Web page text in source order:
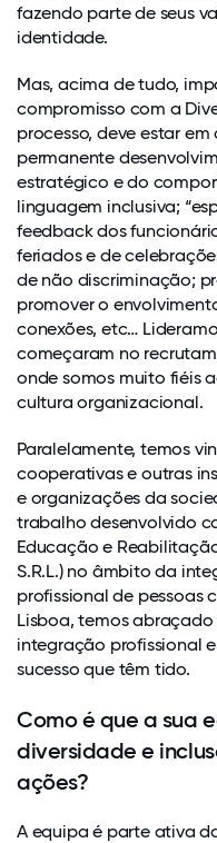
fazendo parte de seus
identidade.
Mas, acima de tudo,
compromisso com a
processo, deve estar
permanente
estratégico e do
linguagem inclusiva;
feedback dos
feriados e de
de não discriminação;
promover o
conexões, etc…
começaram no
onde somos muito fiéis
cultura organizacional.
Paralelamente, temos
cooperativas e outras
e organizações da
trabalho desenvolvido
Educação e
S.R.L.) no âmbito da
profissional de pessoas
Lisboa, temos
integração profissional
sucesso que têm tido.
Como é que a sua
diversidade e
ações?
A equipa é parte ativa